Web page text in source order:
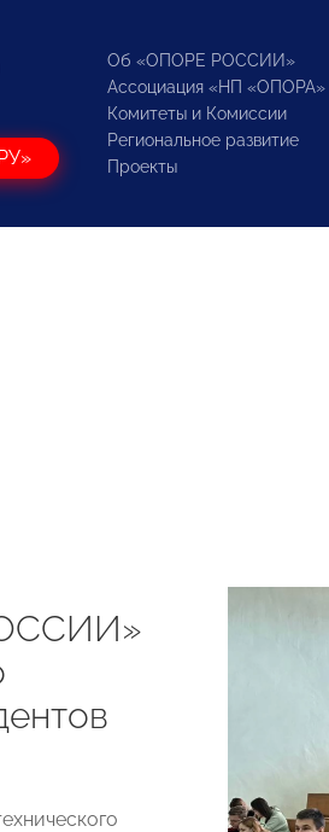
Об «ОПОРЕ РОССИИ»
Ассоциация «НП «ОПОРА»
Комитеты и Комиссии
Региональное развитие
Проекты